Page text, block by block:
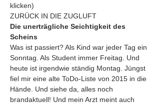
klicken)
ZURÜCK IN DIE ZUGLUFT
Die unerträgliche Seichtigkeit des
Scheins
Was ist passiert? Als Kind war jeder Tag ein
Sonntag. Als Student immer Freitag. Und
heute ist irgendwie ständig Montag. Jüngst
fiel mir eine alte ToDo-Liste von 2015 in die
Hände. Und siehe da, alles noch
brandaktuell! Und mein Arzt meint auch